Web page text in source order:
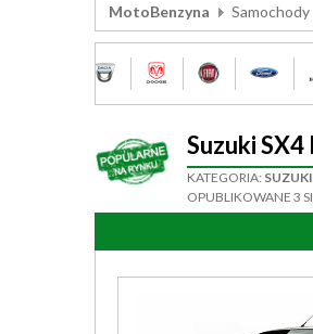
MotoBenzyna Samochody
Suzuki
KATEGORIA:
OPUBLIKOWANE 3